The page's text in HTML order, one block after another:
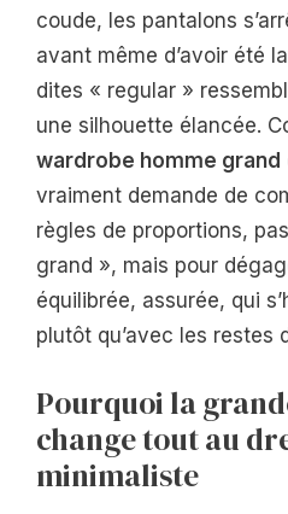
coude, les pantalons
avant même d’avoir été
dites « regular »
une silhouette élancée.
wardrobe homme grand
vraiment demande de
règles de proportions,
grand », mais pour
équilibrée, assurée, qui
plutôt qu’avec les restes
Pourquoi la
change tout au
minimaliste